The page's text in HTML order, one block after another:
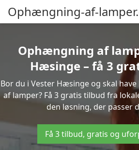
Ophængning-af-
Ophængning af
Hæsinge – få 3
Bor du i Vester Hæsinge og skal
af lamper? Få 3 gratis tilbud fra
den løsning, der passer
Få 3 tilbud, gratis og